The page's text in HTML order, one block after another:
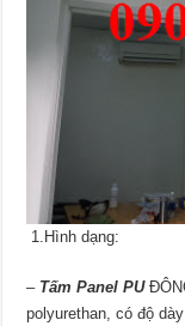
1.Hình dạng:
– Tấm Panel PU
polyurethan, có độ